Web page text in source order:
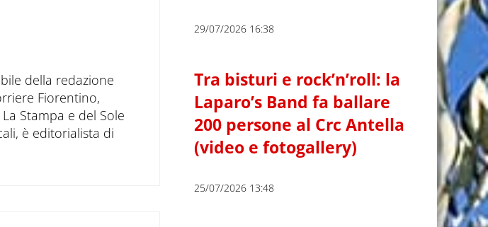
della redazione
Fiorentino,
Stampa e del Sole
è editorialista di
29/07/2026 16:38
Tra bisturi e rock’n’roll: la
Laparo’s Band fa ballare
200 persone al Crc Antella
(video e fotogallery)
25/07/2026 13:48